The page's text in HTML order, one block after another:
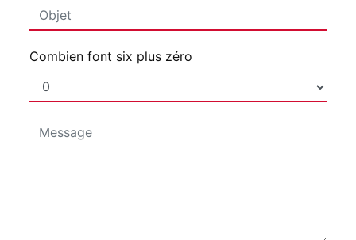
Combien font six plus zéro